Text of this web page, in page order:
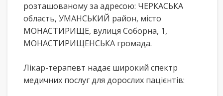
розташованому за адресою: ЧЕРКАСЬКА
область, УМАНСЬКИЙ район, місто
МОНАСТИРИЩЕ, вулиця Соборна, 1,
МОНАСТИРИЩЕНСЬКА громада.
Лікар-терапевт надає широкий спектр
медичних послуг для дорослих пацієнтів: